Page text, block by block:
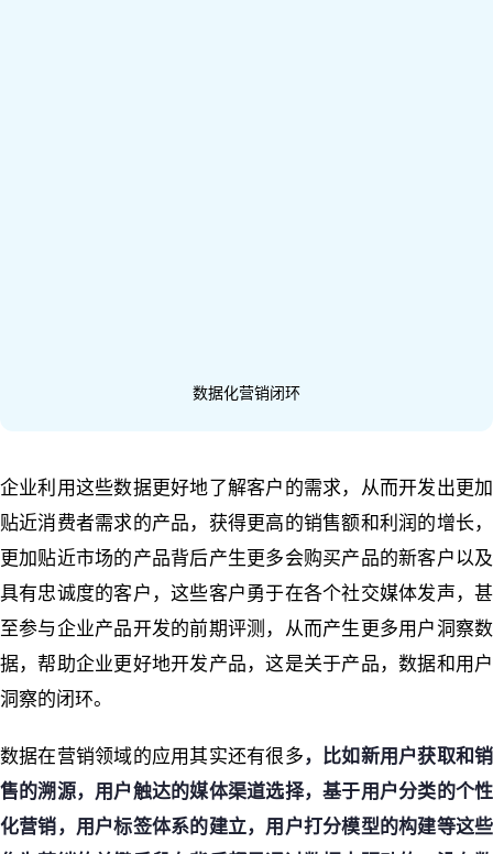
数据化营销闭环
企业利用这些数据更好地了解客户的需求，从而开发出更加
贴近消费者需求的产品，获得更高的销售额和利润的增长，
更加贴近市场的产品背后产生更多会购买产品的新客户以及
具有忠诚度的客户，这些客户勇于在各个社交媒体发声，甚
至参与企业产品开发的前期评测，从而产生更多用户洞察数
据，帮助企业更好地开发产品，这是关于产品，数据和用户
洞察的闭环。
数据在营销领域的应用其实还有很多 ，比如新用户获取和销
售的溯源，用户触达的媒体渠道选择，基于用户分类的个性
化营销，用户标签体系的建立，用户打分模型的构建等这些